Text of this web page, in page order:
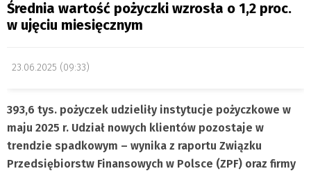
Średnia wartość pożyczki wzrosła o 1,2 proc.
w ujęciu miesięcznym
23.06.2025 (09:33)
393,6 tys. pożyczek udzieliły instytucje pożyczkowe w
maju 2025 r. Udział nowych klientów pozostaje w
trendzie spadkowym – wynika z raportu Związku
Przedsiębiorstw Finansowych w Polsce (ZPF) oraz firmy